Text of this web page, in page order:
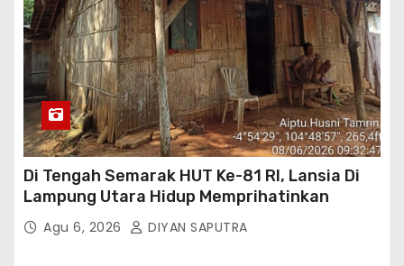
Di Tengah Semarak HUT Ke-81 RI, Lansia Di
Lampung Utara Hidup Memprihatinkan
Agu 6, 2026 DIYAN SAPUTRA